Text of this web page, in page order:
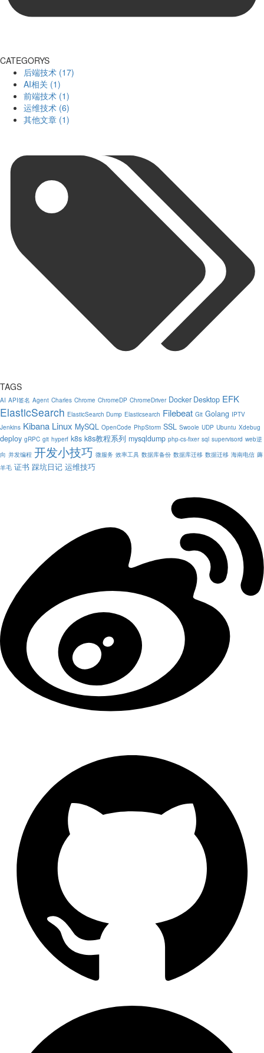
CATEGORYS
后端技术 (17)
AI相关 (1)
前端技术 (1)
运维技术 (6)
其他文章 (1)
TAGS
AI API签名 Agent Charles Chrome ChromeDP ChromeDriver Docker Desktop EFK
ElasticSearch ElasticSearch Dump Elasticsearch Filebeat Git Golang IPTV
Jenkins Kibana Linux MySQL OpenCode PhpStorm SSL Swoole UDP Ubuntu Xdebug
deploy gRPC git hyperf k8s k8s教程系列 mysqldump php-cs-fixer sql supervisord web逆
向 并发编程 开发小技巧 微服务 效率工具 数据库备份 数据库迁移 数据迁移 海南电信 薅
羊毛 证书 踩坑日记 运维技巧